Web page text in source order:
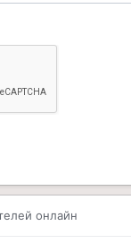
онлайн